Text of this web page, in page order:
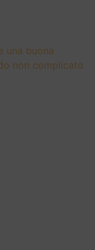
una buona
non complicato